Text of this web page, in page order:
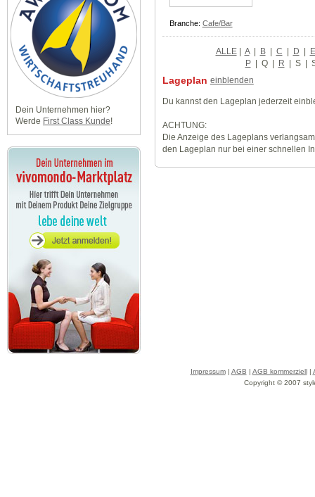
Dein Unternehmen hier?
Werde First Class Kunde!
Branche: Cafe/Bar
ALLE| A | B | C | D | E
P | Q | R | S |
Lageplan einblenden
Du kannst den Lageplan jederzeit
ACHTUNG:
Die Anzeige des Lageplans
den Lageplan nur bei einer schnellen
Impressum| AGB | AGB kommerziell|
Copyright © 2007